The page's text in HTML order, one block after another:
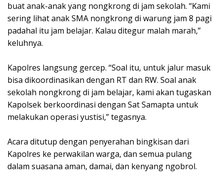
buat anak-anak yang nongkrong di jam sekolah. “Kami
sering lihat anak SMA nongkrong di warung jam 8 pagi
padahal itu jam belajar. Kalau ditegur malah marah,”
keluhnya.
Kapolres langsung gercep. “Soal itu, untuk jalur masuk
bisa dikoordinasikan dengan RT dan RW. Soal anak
sekolah nongkrong di jam belajar, kami akan tugaskan
Kapolsek berkoordinasi dengan Sat Samapta untuk
melakukan operasi yustisi,” tegasnya.
Acara ditutup dengan penyerahan bingkisan dari
Kapolres ke perwakilan warga, dan semua pulang
dalam suasana aman, damai, dan kenyang ngobrol.